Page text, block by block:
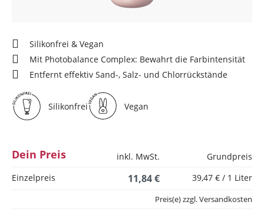
Silikonfrei & Vegan
Mit Photobalance Complex: Bewahrt die Farbintensität
Entfernt effektiv Sand-, Salz- und Chlorrückstände
Silikonfrei Vegan
Dein Preis inkl. MwSt.
Grundpreis
Einzelpreis
11,84 € 39,47 € / 1 Liter
Preis(e) zzgl. Versandkosten